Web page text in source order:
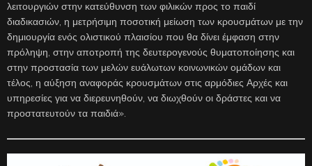
λειτουργιών στην κατεύθυνση των φιλικών προς το παιδί
διαδικασιών, η μετρήσιμη ποσοτική μείωση των κρουσμάτων με την
δημιουργία ενός ολιστικού πλαισίου που θα δίνει έμφαση στην
πρόληψη, στην αποτροπή της δευτερογενούς θυματοποίησης και
στην προστασία των μελών ευάλωτων κοινωνικών ομάδων και
τέλος, η αύξηση αναφοράς κρουσμάτων στις αρμόδιες Αρχές και
υπηρεσίες για να διερευνηθούν, να διωχθούν οι δράστες και να
προστατευτούν τα παιδιά».